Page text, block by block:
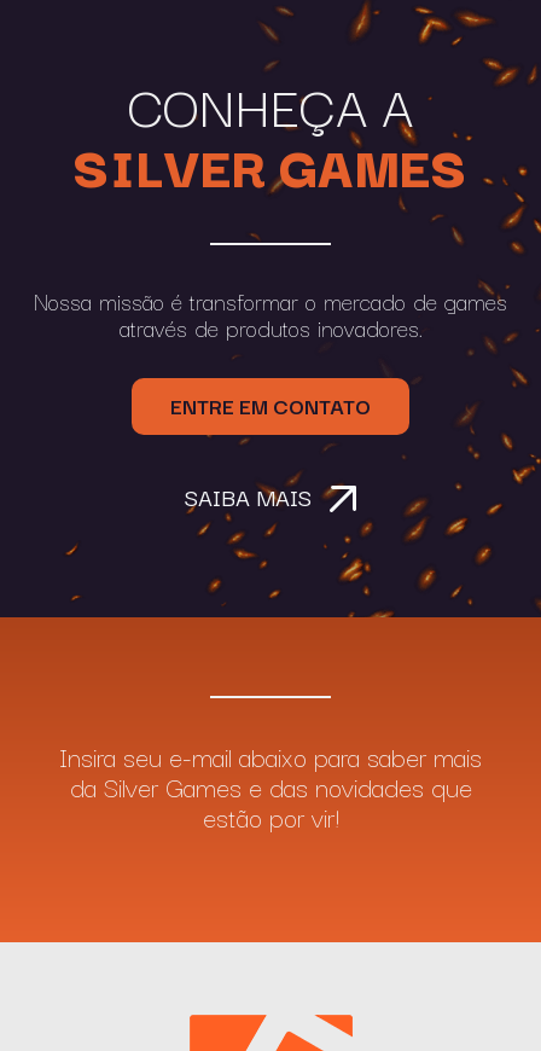
CONHEÇA A
SILVER GAMES
Nossa missão é transformar o mercado de games
através de produtos inovadores.
ENTRE EM CONTATO
SAIBA MAIS
Insira seu e-mail abaixo para saber mais
da Silver Games e das novidades que
estão por vir!